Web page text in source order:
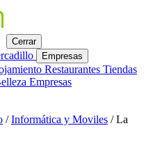
Cerrar
Empresas
Restaurantes Tiendas
Empresas
/ Informática y Moviles / La